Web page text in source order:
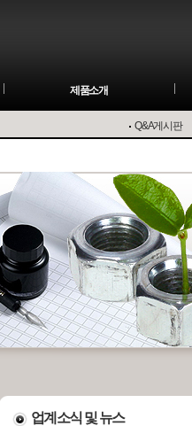
제품소개
Q&A게시판
업계소식 및 뉴스